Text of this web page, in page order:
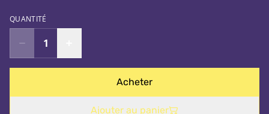
QUANTITÉ
Acheter
Ajouter au panier